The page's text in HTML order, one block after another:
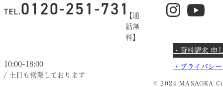
【通
話無
料】
10:00~18:00
/ 土日も営業しております
・資料請求 申
・ プライバシ
© 2024 MASAOKA